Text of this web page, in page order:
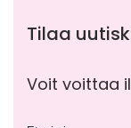
Tilaa
Voit voittaa